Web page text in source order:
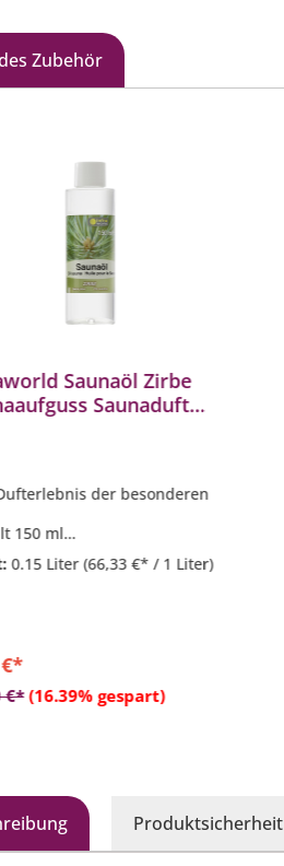
Zubehör
Saunaöl Zirbe
Saunaduft
der besonderen
150 ml
mit Aufhänger
0.15 Liter(66,33 €* / 1 Liter)
€* (16.39% gespart)
In den Warenkorb
Produktsicherheit